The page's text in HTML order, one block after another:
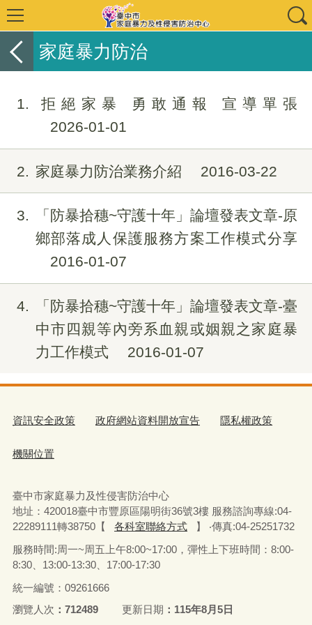
家庭暴力防治
1
拒絕家暴 勇敢通報 宣導單張
2026-01-01
2 家庭暴力防治業務介紹 2016-03-22
3
「防暴拾穗~守護十年」論壇發表文章-原
鄉部落成人保護服務方案工作模式分享
2016-01-07
4
「防暴拾穗~守護十年」論壇發表文章-臺
中市四親等內旁系血親或姻親之家庭暴
力工作模式
2016-01-07
資訊安全政策 政府網站資料開放宣告 隱私權政策
機關位置
臺中市家庭暴力及性侵害防治中心
地址：420018臺中市豐原區陽明街36號3樓 服務諮詢專線:04-
22289111轉38750【
各科室聯絡方式
】 ‧傳真:04-25251732
服務時間:周一~周五上午8:00~17:00，彈性上下班時間：8:00-
8:30、13:00-13:30、17:00-17:30
統一編號：09261666
瀏覽人次
712489 更新日期 115年8月5日